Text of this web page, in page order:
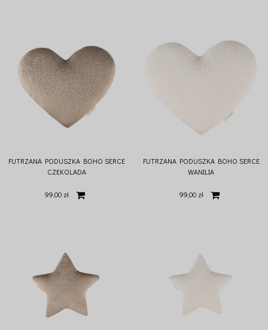
FUTRZANA PODUSZKA BOHO SERCE
CZEKOLADA
99,00 zł
FUTRZANA PODUSZKA BOHO SERCE
WANILIA
99,00 zł